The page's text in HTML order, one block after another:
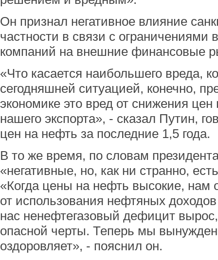
Он признал негативное влияние
частности в связи с
компаний на внешние финансовые
«Что касается наибольшего вреда,
сегодняшней ситуацией, конечно,
экономике это вред от снижения
нашего экспорта», - сказал Путин,
цен на нефть за последние 1,5 года.
В то же время, по словам
«негативные, но, как ни странно,
«Когда цены на нефть высокие, нам
от использования нефтяных
нас ненефтегазовый дефицит
опасной черты. Теперь мы
оздоровляет», - пояснил он.